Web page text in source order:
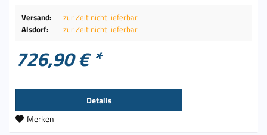
Versand:
zur Zeit nicht lieferbar
Alsdorf:
zur Zeit nicht lieferbar
726,90 € *
Details
Merken